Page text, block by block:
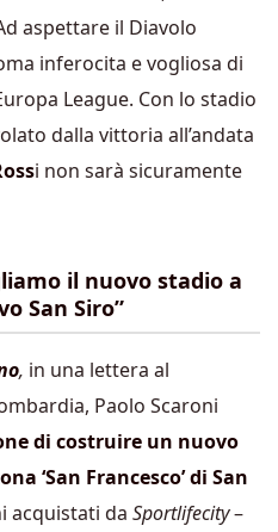
aspettare il Diavolo
inferocita e vogliosa di
League. Con lo stadio
dalla vittoria all’andata
i non sarà sicuramente
il nuovo stadio a
San Siro”
, in una lettera al
Paolo Scaroni
di costruire un nuovo
‘San Francesco’ di San
acquistati da Sportlifecity–